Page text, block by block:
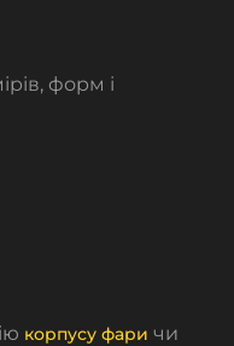
форм і
корпусу фари чи